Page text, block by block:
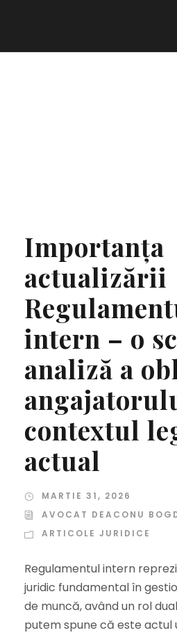
Importanța
actualizării
intern – o
analiză a
contextul
actual
MARTIE 31, 2026
AVOCAT DEACONU
ARTICOLE JURIDICE
Regulamentul intern
juridic fundamental în
de muncă, având un rol
putem spune că este actul